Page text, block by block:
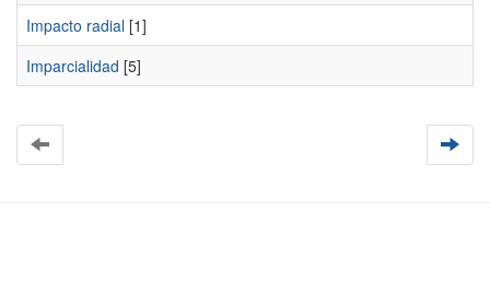
Impacto radial [1]
Imparcialidad [5]